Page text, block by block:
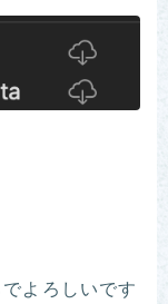
よろしいです